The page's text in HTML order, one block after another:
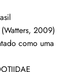
(Watters, 2009)
como uma